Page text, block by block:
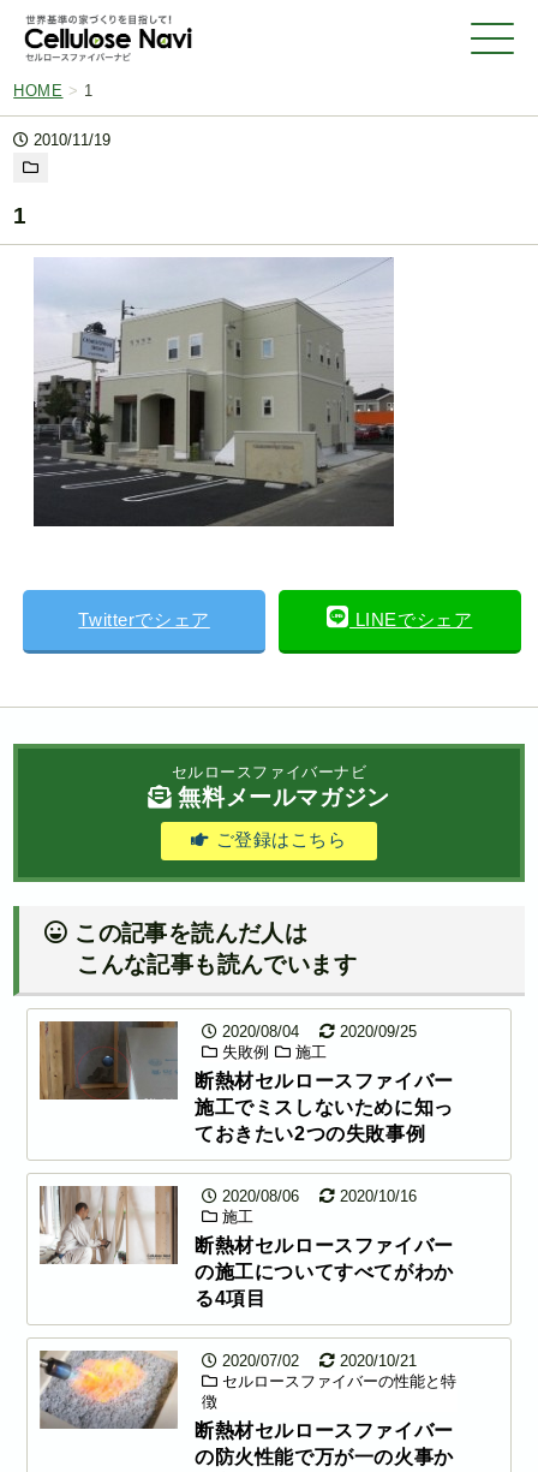
HOME > 1
2010/11/19
1
Twitterでシェア LINEでシェア
セルロースファイバーナビ
無料メールマガジン
ご登録はこちら
この記事を読んだ人は
こんな記事も読んでいます
2020/08/04
2020/09/25
失敗例
施工
断熱材セルロースファイバー
施工でミスしないために知っ
ておきたい2つの失敗事例
2020/08/06
2020/10/16
施工
断熱材セルロースファイバー
の施工についてすべてがわか
る4項目
2020/07/02
2020/10/21
セルロースファイバーの性能と特
徴
断熱材セルロースファイバー
の防火性能で万が一の火事か